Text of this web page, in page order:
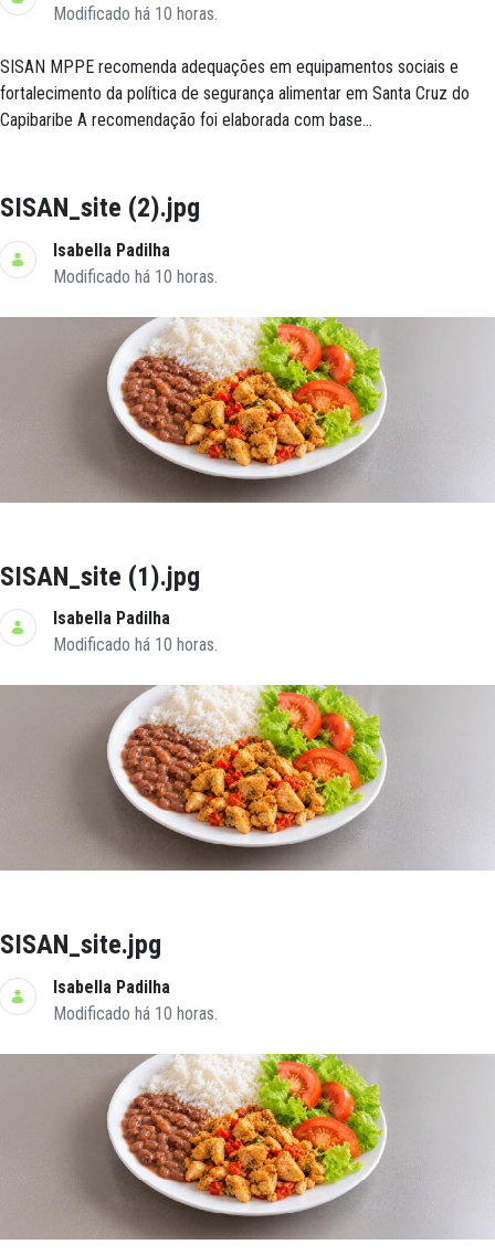
Modificado há 10 horas.
SISAN MPPE recomenda adequações em equipamentos sociais e
fortalecimento da política de segurança alimentar em Santa Cruz do
Capibaribe A recomendação foi elaborada com base...
SISAN_site (2).jpg
Isabella Padilha
Modificado há 10 horas.
SISAN_site (1).jpg
Isabella Padilha
Modificado há 10 horas.
SISAN_site.jpg
Isabella Padilha
Modificado há 10 horas.